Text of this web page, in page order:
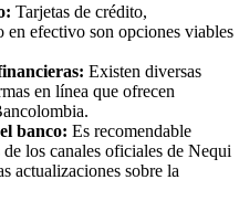
Tarjetas de crédito,
en efectivo son opciones viables
Existen diversas
en línea que ofrecen
banco: Es recomendable
los canales oficiales de Nequi
actualizaciones sobre la